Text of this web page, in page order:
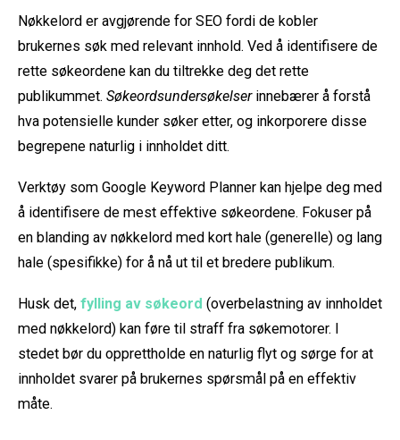
Nøkkelord er avgjørende for SEO fordi de kobler
brukernes søk med relevant innhold. Ved å identifisere de
rette søkeordene kan du tiltrekke deg det rette
publikummet. Søkeordsundersøkelserinnebærer å forstå
hva potensielle kunder søker etter, og inkorporere disse
begrepene naturlig i innholdet ditt.
Verktøy som Google Keyword Planner kan hjelpe deg med
å identifisere de mest effektive søkeordene. Fokuser på
en blanding av nøkkelord med kort hale (generelle) og lang
hale (spesifikke) for å nå ut til et bredere publikum.
Husk det, fylling av søkeord (overbelastning av innholdet
med nøkkelord) kan føre til straff fra søkemotorer. I
stedet bør du opprettholde en naturlig flyt og sørge for at
innholdet svarer på brukernes spørsmål på en effektiv
måte.